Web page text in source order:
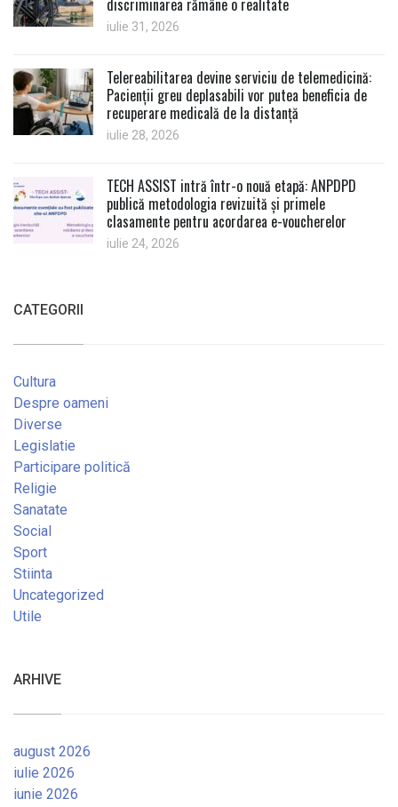
discriminarea rămâne o realitate
iulie 31, 2026
Telereabilitarea devine serviciu de telemedicină:
Pacienții greu deplasabili vor putea beneficia de
recuperare medicală de la distanță
iulie 28, 2026
TECH ASSIST intră într-o nouă etapă: ANPDPD
publică metodologia revizuită și primele
clasamente pentru acordarea e-voucherelor
iulie 24, 2026
CATEGORII
Cultura
Despre oameni
Diverse
Legislatie
Participare politică
Religie
Sanatate
Social
Sport
Stiinta
Uncategorized
Utile
ARHIVE
august 2026
iulie 2026
iunie 2026